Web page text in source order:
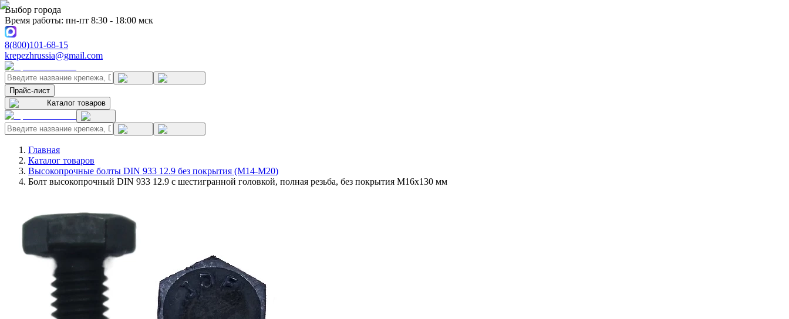
Выбор города
Время работы: пн-пт 8:30 - 18:00 мск
8(800)101-68-15
krepezhrussia@gmail.com
Прайс-лист
Каталог товаров
Главная
Каталог товаров
Высокопрочные болты DIN 933 12.9 без покрытия (M14-M20)
Болт высокопрочный DIN 933 12.9 с шестигранной головкой, полная резьба, без покрытия M16x130 мм